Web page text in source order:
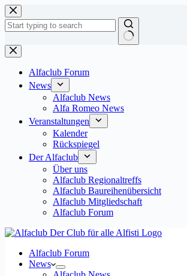
Zum
Inhalt
springen
Keine
Ergebnisse
Alfaclub Forum
News
Alfaclub News
Alfa Romeo News
Veranstaltungen
Kalender
Rückspiegel
Der Alfaclub
Über uns
Alfaclub Regionaltreffs
Alfaclub Baureihenübersicht
Alfaclub Mitgliedschaft
Alfaclub Forum
Alfaclub Forum
News